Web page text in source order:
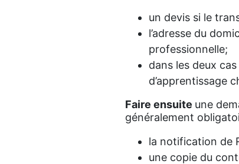
un devis si le
l’adresse du
professionnelle;
dans les deux
d’apprentissage
Faire ensuite une
généralement
la notification de
une copie du